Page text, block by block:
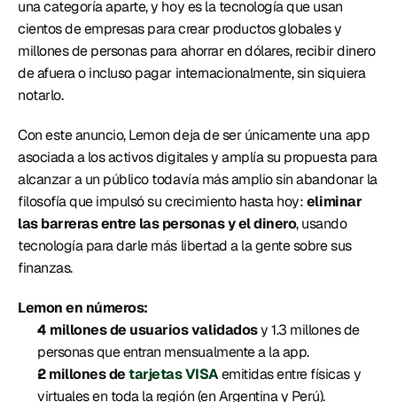
una categoría aparte, y hoy es la tecnología que usan
cientos de empresas para crear productos globales y
millones de personas para ahorrar en dólares, recibir dinero
de afuera o incluso pagar internacionalmente, sin siquiera
notarlo.
Con este anuncio, Lemon deja de ser únicamente una app
asociada a los activos digitales y amplía su propuesta para
alcanzar a un público todavía más amplio sin abandonar la
filosofía que impulsó su crecimiento hasta hoy: eliminar
las barreras entre las personas y el dinero, usando
tecnología para darle más libertad a la gente sobre sus
finanzas.
Lemon en números:
4 millones de usuarios validados y 1.3 millones de
personas que entran mensualmente a la app.
2 millones de tarjetas VISAemitidas entre físicas y
virtuales en toda la región (en Argentina y Perú).